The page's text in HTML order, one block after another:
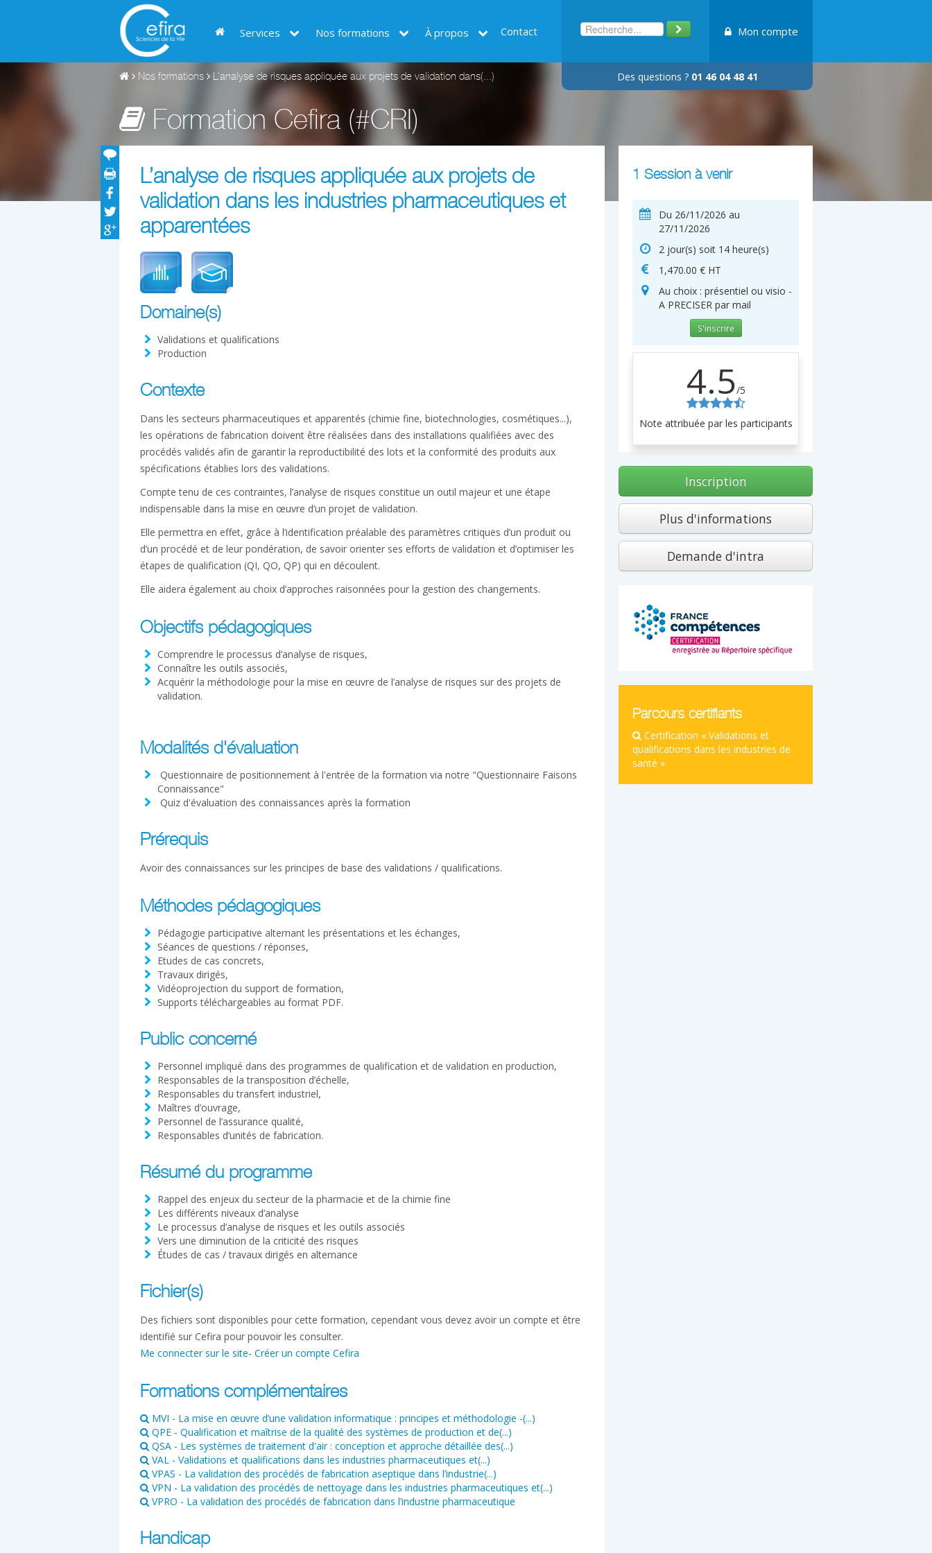
Services Nos formations À propos Contact Mon compte
Des questions ? 01 46 04 48 41
Nos formations L’analyse de risques appliquée aux projets de validation dans(...)
Formation Cefira (#CRI)
L’analyse de risques appliquée aux projets de
validation dans les industries pharmaceutiques et
apparentées
Domaine(s)
Validations et qualifications
Production
Contexte
Dans les secteurs pharmaceutiques et apparentés (chimie fine, biotechnologies, cosmétiques...),
les opérations de fabrication doivent être réalisées dans des installations qualifiées avec des
procédés validés afin de garantir la reproductibilité des lots et la conformité des produits aux
spécifications établies lors des validations.
Compte tenu de ces contraintes, l’analyse de risques constitue un outil majeur et une étape
indispensable dans la mise en œuvre d’un projet de validation.
Elle permettra en effet, grâce à l’identification préalable des paramètres critiques d’un produit ou
d’un procédé et de leur pondération, de savoir orienter ses efforts de validation et d’optimiser les
étapes de qualification (QI, QO, QP) qui en découlent.
Elle aidera également au choix d’approches raisonnées pour la gestion des changements.
Objectifs pédagogiques
Comprendre le processus d’analyse de risques,
Connaître les outils associés,
Acquérir la méthodologie pour la mise en œuvre de l’analyse de risques sur des projets de
validation.
Modalités d'évaluation
Questionnaire de positionnement à l'entrée de la formation via notre "Questionnaire Faisons
Connaissance"
Quiz d'évaluation des connaissances après la formation
Prérequis
Avoir des connaissances sur les principes de base des validations / qualifications.
Méthodes pédagogiques
Pédagogie participative alternant les présentations et les échanges,
Séances de questions / réponses,
Etudes de cas concrets,
Travaux dirigés,
Vidéoprojection du support de formation,
Supports téléchargeables au format PDF.
Public concerné
Personnel impliqué dans des programmes de qualification et de validation en production,
Responsables de la transposition d’échelle,
Responsables du transfert industriel,
Maîtres d’ouvrage,
Personnel de l’assurance qualité,
Responsables d’unités de fabrication.
Résumé du programme
Rappel des enjeux du secteur de la pharmacie et de la chimie fine
Les différents niveaux d’analyse
Le processus d’analyse de risques et les outils associés
Vers une diminution de la criticité des risques
Études de cas / travaux dirigés en alternance
Fichier(s)
Des fichiers sont disponibles pour cette formation, cependant vous devez avoir un compte et être
identifié sur Cefira pour pouvoir les consulter.
Me connecter sur le site- Créer un compte Cefira
Formations complémentaires
MVI - La mise en œuvre d’une validation informatique : principes et méthodologie -(...)
QPE - Qualification et maîtrise de la qualité des systèmes de production et de(...)
QSA - Les systèmes de traitement d'air : conception et approche détaillée des(...)
VAL - Validations et qualifications dans les industries pharmaceutiques et(...)
VPAS - La validation des procédés de fabrication aseptique dans l’industrie(...)
VPN - La validation des procédés de nettoyage dans les industries pharmaceutiques et(...)
VPRO - La validation des procédés de fabrication dans l’industrie pharmaceutique
Handicap
1 Session à venir
Du 26/11/2026 au
27/11/2026
2 jour(s) soit 14 heure(s)
1,470.00 € HT
Au choix : présentiel ou visio -
A PRECISER par mail
S'inscrire
4.5/5
Note attribuée par les participants
Inscription
Plus d'informations
Demande d'intra
Parcours certifiants
Certification « Validations et
qualifications dans les industries de
santé »